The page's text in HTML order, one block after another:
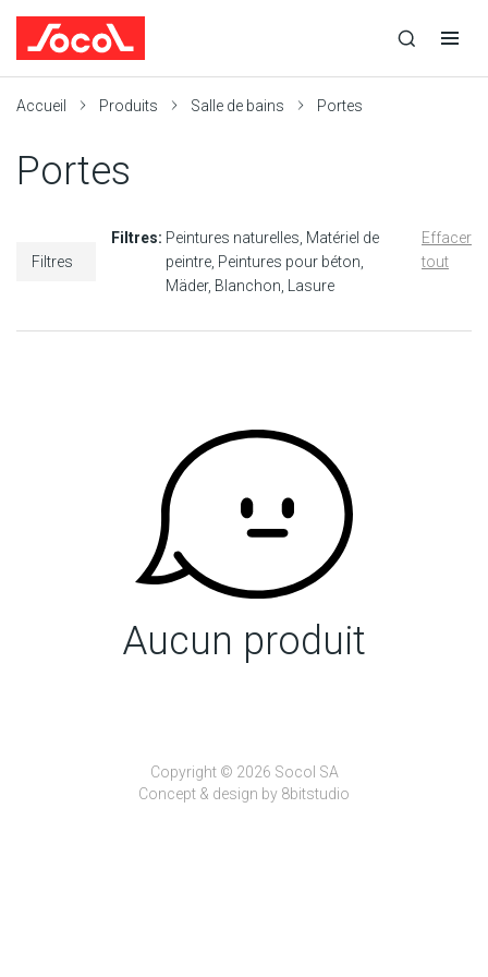
recherche
recherche
navigation
Accueil Produits Salle de bains Portes
Portes
Filtres
Filtres: Peintures naturelles Matériel de
peintre Peintures pour béton
Mäder Blanchon Lasure
Effacer
tout
Aucun produit
Copyright © 2026 Socol SA
Concept & design by 8bitstudio